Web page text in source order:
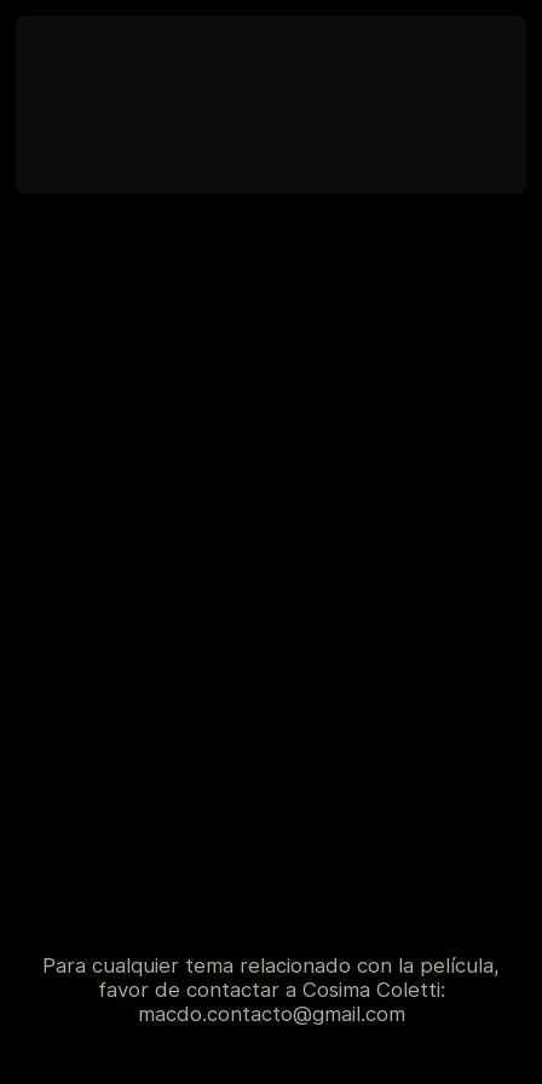
Para cualquier tema relacionado con la película,
favor de contactar a Cosima Coletti:
macdo.contacto@gmail.com